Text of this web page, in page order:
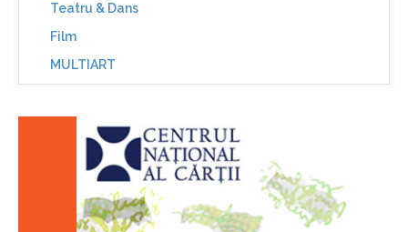
Teatru & Dans
Film
MULTIART